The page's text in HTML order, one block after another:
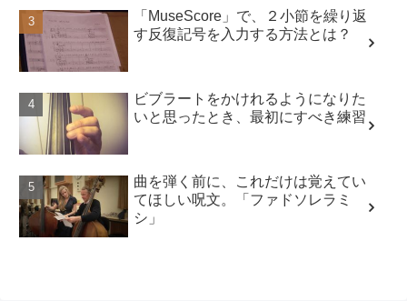
「MuseScore」で、２小節を繰り返
す反復記号を入力する方法とは？
ビブラートをかけれるようになりた
いと思ったとき、最初にすべき練習
曲を弾く前に、これだけは覚えてい
てほしい呪文。「ファドソレラミ
シ」